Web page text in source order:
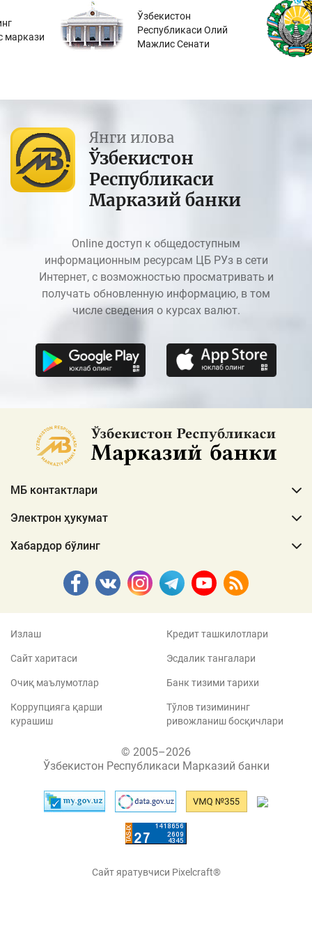
маркази
Ўзбекистон
Республикаси Олий
Мажлис Сенати
Янги илова
Ўзбекистон
Республикаси
Марказий банки
Online доступ к общедоступным
информационным ресурсам ЦБ РУз в сети
Интернет, с возможностью просматривать и
получать обновленную информацию, в том
числе сведения о курсах валют.
МБ контактлари
Электрон ҳукумат
Хабардор бўлинг
Излаш
Сайт харитаси
Очиқ маълумотлар
Коррупцияга қарши
курашиш
Кредит ташкилотлари
Эсдалик тангалари
Банк тизими тарихи
Тўлов тизимининг
ривожланиш босқичлари
© 2005–2026
Ўзбекистон Республикаси Марказий банки
Сайт яратувчиси Pixelcraft®